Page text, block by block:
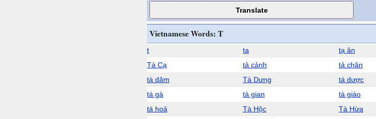
Vietnamese Words: T
t ta tạ ân
Tà Cạ
tả cảnh tả chân
tà dâm
Tà Dưng tá dược
tá gà
tà gian tà giáo
tá hoả
Tà Hộc Tà Hừa